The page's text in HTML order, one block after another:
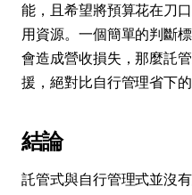
能，且希望將預算花在刀
用資源。一個簡單的判斷
會造成營收損失，那麼託
援，絕對比自行管理省下的
結論
託管式與自行管理式並沒